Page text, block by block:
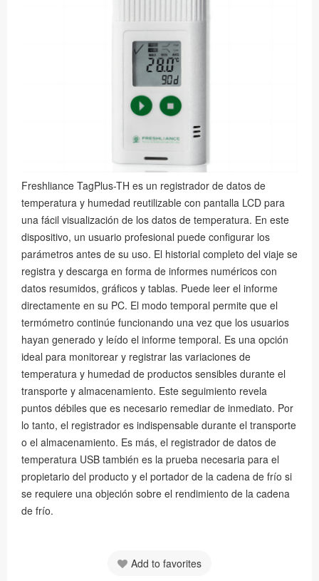
Freshliance TagPlus-TH es un registrador de datos de
temperatura y humedad reutilizable con pantalla LCD para
una fácil visualización de los datos de temperatura. En este
dispositivo, un usuario profesional puede configurar los
parámetros antes de su uso. El historial completo del viaje se
registra y descarga en forma de informes numéricos con
datos resumidos, gráficos y tablas. Puede leer el informe
directamente en su PC. El modo temporal permite que el
termómetro continúe funcionando una vez que los usuarios
hayan generado y leído el informe temporal. Es una opción
ideal para monitorear y registrar las variaciones de
temperatura y humedad de productos sensibles durante el
transporte y almacenamiento. Este seguimiento revela
puntos débiles que es necesario remediar de inmediato. Por
lo tanto, el registrador es indispensable durante el transporte
o el almacenamiento. Es más, el registrador de datos de
temperatura USB también es la prueba necesaria para el
propietario del producto y el portador de la cadena de frío si
se requiere una objeción sobre el rendimiento de la cadena
de frío.
Add to favorites